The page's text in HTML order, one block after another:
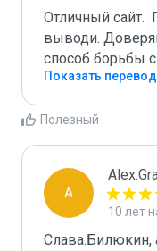
Отличный сайт.
выводи.
способ борьбы
Показать перевод
Полезный
A
10 лет
Слава.Билюкин,